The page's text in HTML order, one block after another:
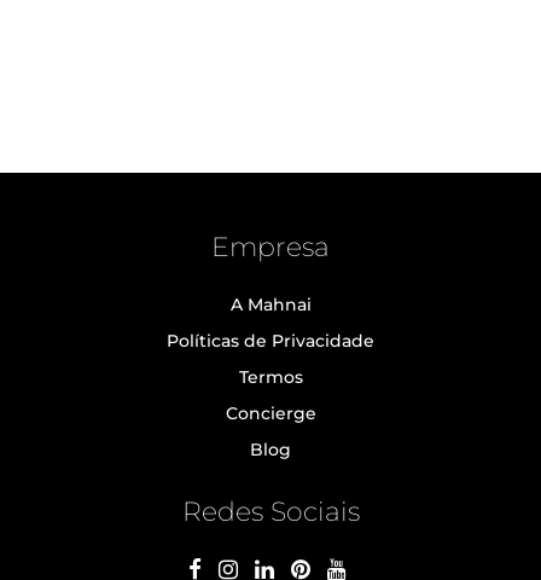
Empresa
A Mahnai
Políticas de Privacidade
Termos
Concierge
Blog
Redes Sociais